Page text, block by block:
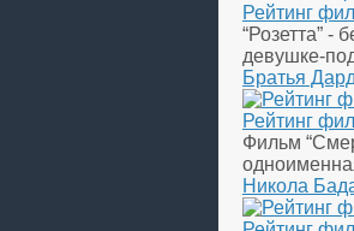
Рейтинг
“Розетта”
девушке-
Братья
Рейтинг
Фильм
Никола